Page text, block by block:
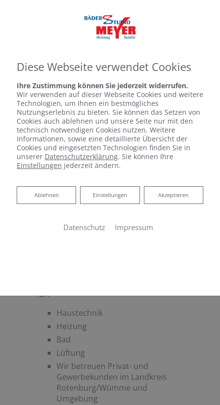
EXPERTE INNOVATIVE
für:
Haustechnik
Heizung
Bad
Lüftung
Wir betreuen Privat- und
Gewerbekunden im Landkreis
Rotenburg/Wümme und
Umgebung
Diese Webseite verwendet Cookies
Ihre Zustimmung können Sie jederzeit widerrufen.
Wir verwenden auf dieser Webseite Cookies und weitere
Technologien, um Ihnen ein bestmögliches
Nutzungserlebnis zu bieten. Sie können das Setzen von
Cookies auch ablehnen und unsere Seite nur mit den
technisch notwendigen Cookies nutzen. Weitere
Informationen, sowie eine detaillierte Übersicht der
Cookies und eingesetzten Technologien finden Sie in
unserer Datenschutzerklärung. Sie können Ihre
Einstellungen jederzeit ändern.
Akzeptieren
Einstellungen
Ablehnen
Ablehnen
Datenschutz Impressum